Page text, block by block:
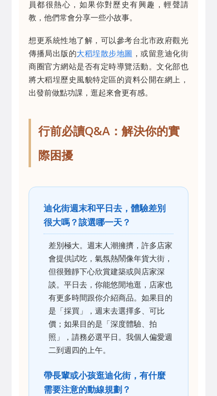
員都很熱心，如果你對歷史有興趣，輕聲請
教，他們常會分享一些小故事。
想更系統性地了解，可以參考台北市政府觀光
傳播局出版的大稻埕散步地圖
，或留意迪化街
商圈官方網站是否有定時導覽活動。文化部也
將大稻埕歷史風貌特定區的資料公開在網上，
出發前做點功課，逛起來會更有感。
行前必讀Q&A：解決你的實
際困擾
迪化街週末和平日去，體驗差別
很大嗎？該選哪一天？
差別極大。週末人潮擁擠，許多店家
會提供試吃，氣氛熱鬧像年貨大街，
但很難靜下心欣賞建築或與店家深
談。平日去，你能悠閒地逛，店家也
有更多時間跟你介紹商品。如果目的
是「採買」，週末去選擇多、可比
價；如果目的是「深度體驗、拍
照」，請務必選平日。我個人偏愛週
二到週四的上午。
帶長輩或小孩逛迪化街，有什麼
需要注意的動線規劃？